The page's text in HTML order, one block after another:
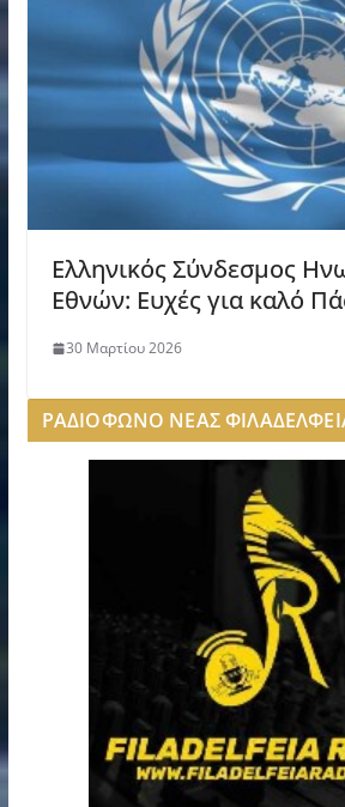
Ελληνικός Σύνδεσμος
Εθνών: Ευχές για καλό
30 Μαρτίου 2026
ΡΑΔΙΟΦΩΝΟ ΝΕΑΣ